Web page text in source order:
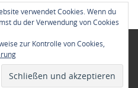
Blog:
10. Januar 2019
& Datenschutz
verwendet Cookies. Wenn du
du der Verwendung von Cookies
zur Kontrolle von Cookies,